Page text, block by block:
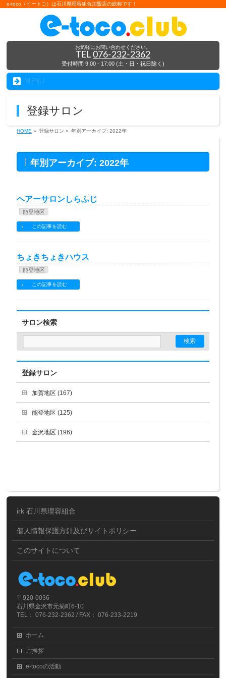
e-toco（イートコ）は石川県理容組合加盟店の総称です！
お気軽にお問い合わせください。
TEL 076-232-2362
受付時間 9:00 - 17:00 (土・日・祝日除く)
MENU
登録サロン
HOME » 登録サロン » 年別アーカイブ: 2022年
年別アーカイブ: 2022年
ヘアーサロンしらふじ
能登地区
この記事を読む
ちょきちょきハウス
能登地区
この記事を読む
サロン検索
登録サロン
加賀地区 (167)
能登地区 (125)
金沢地区 (196)
irk 石川県理容組合
個人情報保護方針及びサイトポリシー
このサイトについて
〒920-0036
石川県金沢市元菊町6-10
TEL： 076-232-2362 / FAX： 076-233-2219
ホーム
ご挨拶
e-tocoの活動